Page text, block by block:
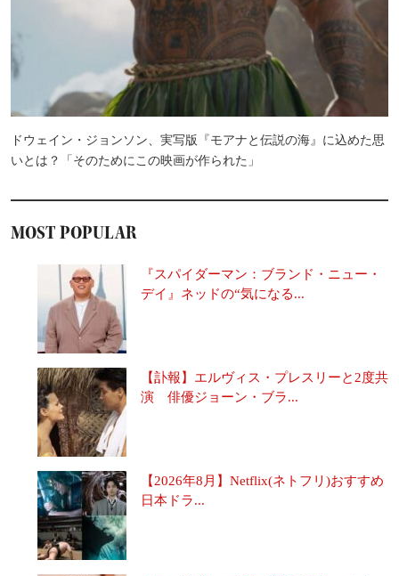
ドウェイン・ジョンソン、実写版『モアナと伝説の海』に込めた思
いとは？「そのためにこの映画が作られた」
MOST POPULAR
『スパイダーマン：ブランド・ニュー・
デイ』ネッドの“気になる...
【訃報】エルヴィス・プレスリーと2度共
演 俳優ジョーン・ブラ...
【2026年8月】Netflix(ネトフリ)おすすめ
日本ドラ...